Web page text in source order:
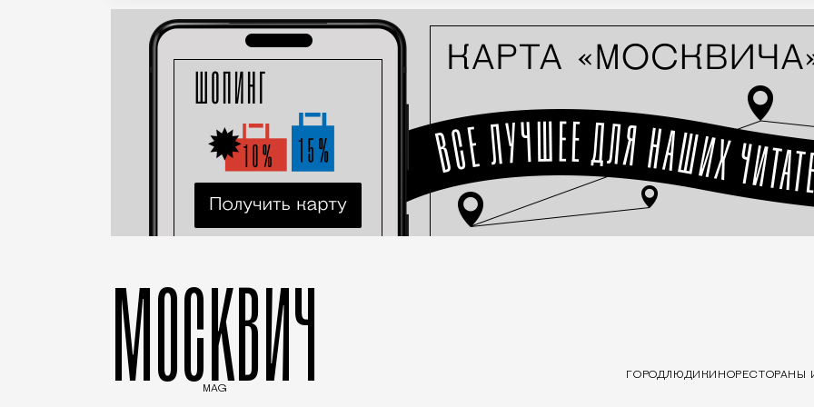
МОСКВИЧ
MAG
ГОРОДЛЮДИ КИНОРЕСТОРАНЫ